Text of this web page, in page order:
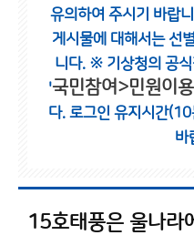
유의하여 주시기 바랍
게시물에 대해서는 선
니다. ※ 기상청의 공식
'국민참여>민원이
다. 로그인 유지시간(10
바
15호태풍은 울나라